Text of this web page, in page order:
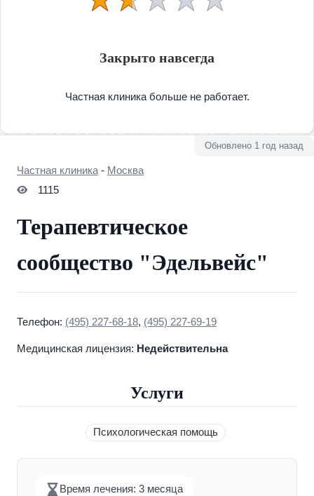
Закрыто навсегда
Частная клиника больше не работает.
Частная клиника - Москва
1115
Терапевтическое
сообщество "Эдельвейс"
Телефон: (495) 227-68-18, (495) 227-69-19
Медицинская лицензия: Недействительна
Обновлено 1 год назад
Услуги
Психологическая помощь
Время лечения: 3 месяца